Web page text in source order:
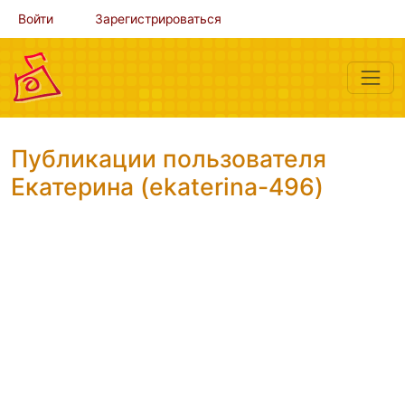
Войти Зарегистрироваться
Публикации пользователя
Екатерина (ekaterina-496)